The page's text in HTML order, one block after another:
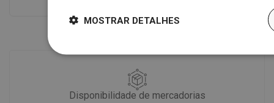
Disponibilidade de mercadorias
MOSTRAR DETALHES